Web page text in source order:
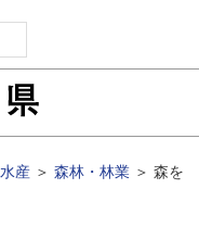
産 ＞ 森林・林業 ＞ 森を